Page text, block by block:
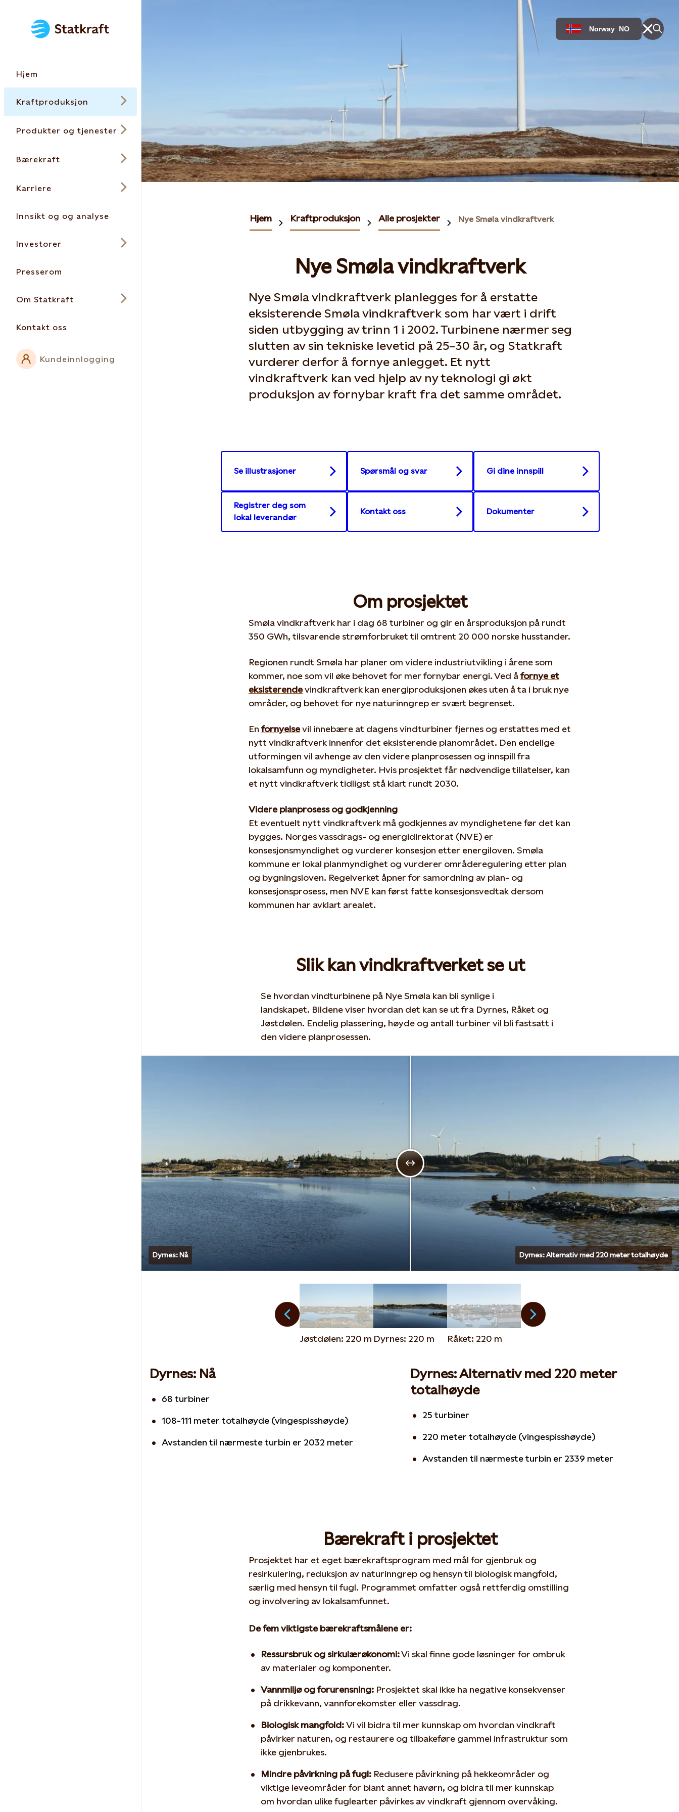
Hjem
Kraftproduksjon
Produkter og tjenester
Bærekraft
Karriere
Innsikt og og analyse
Investorer
Presserom
Om Statkraft
Kontakt oss
Kundeinnlogging
Norway NO
Hjem Kraftproduksjon Alle prosjekter Nye Smøla vindkraftverk
Nye Smøla vindkraftverk
Nye Smøla vindkraftverk planlegges for å erstatte
eksisterende Smøla vindkraftverk som har vært i drift
siden utbygging av trinn 1 i 2002. Turbinene nærmer seg
slutten av sin tekniske levetid på 25–30 år, og Statkraft
vurderer derfor å fornye anlegget. Et nytt
vindkraftverk kan ved hjelp av ny teknologi gi økt
produksjon av fornybar kraft fra det samme området.
Se illustrasjoner Spørsmål og svar Gi dine innspill
Registrer deg som
lokal leverandør
Kontakt oss Dokumenter
Om prosjektet
Smøla vindkraftverk har i dag 68 turbiner og gir en årsproduksjon på rundt
350 GWh, tilsvarende strømforbruket til omtrent 20 000 norske husstander.
Regionen rundt Smøla har planer om videre industriutvikling i årene som
kommer, noe som vil øke behovet for mer fornybar energi. Ved åfornye et
eksisterendevindkraftverk kan energiproduksjonen økes uten å ta i bruk nye
områder, og behovet for nye naturinngrep er svært begrenset.
En fornyelsevil innebære at dagens vindturbiner fjernes og erstattes med et
nytt vindkraftverk innenfor det eksisterende planområdet. Den endelige
utformingen vil avhenge av den videre planprosessen og innspill fra
lokalsamfunn og myndigheter. Hvis prosjektet får nødvendige tillatelser, kan
et nytt vindkraftverk tidligst stå klart rundt 2030.
Videre planprosess og godkjenning
Et eventuelt nytt vindkraftverk må godkjennes av myndighetene før det kan
bygges. Norges vassdrags- og energidirektorat (NVE) er
konsesjonsmyndighet og vurderer konsesjon etter energiloven. Smøla
kommune er lokal planmyndighet og vurderer områderegulering etter plan
og bygningsloven. Regelverket åpner for samordning av plan- og
konsesjonsprosess, men NVE kan først fatte konsesjonsvedtak dersom
kommunen har avklart arealet.
Slik kan vindkraftverket se ut
Se hvordan vindturbinene på Nye Smøla kan bli synlige i
landskapet. Bildene viser hvordan det kan se ut fra Dyrnes, Råket og
Jøstdølen. Endelig plassering, høyde og antall turbiner vil bli fastsatt i
den videre planprosessen.
Dyrnes: Nå Dyrnes: Alternativ med 220 meter totalhøyde
Jøstdølen: 220 m Dyrnes: 220 m Råket: 220 m
Dyrnes: Nå
68 turbiner
108-111 meter totalhøyde (vingespisshøyde)
Avstanden til nærmeste turbin er 2032 meter
Dyrnes: Alternativ med 220 meter
totalhøyde
25 turbiner
220 meter totalhøyde (vingespisshøyde)
Avstanden til nærmeste turbin er 2339 meter
Bærekraft i prosjektet
Prosjektet har et eget bærekraftsprogram med mål for gjenbruk og
resirkulering, reduksjon av naturinngrep og hensyn til biologisk mangfold,
særlig med hensyn til fugl. Programmet omfatter også rettferdig omstilling
og involvering av lokalsamfunnet.
De fem viktigste bærekraftsmålene er:
Ressursbruk og sirkulærøkonomi:Vi skal finne gode løsninger for ombruk
av materialer og komponenter.
Vannmiljø og forurensning: Prosjektet skal ikke ha negative konsekvenser
på drikkevann, vannforekomster eller vassdrag.
Biologisk mangfold:Vi vil bidra til mer kunnskap om hvordan vindkraft
påvirker naturen, og restaurere og tilbakeføre gammel infrastruktur som
ikke gjenbrukes.
Mindre påvirkning på fugl: Redusere påvirkning på hekkeområder og
viktige leveområder for blant annet havørn, og bidra til mer kunnskap
om hvordan ulike fuglearter påvirkes av vindkraft gjennom overvåking.